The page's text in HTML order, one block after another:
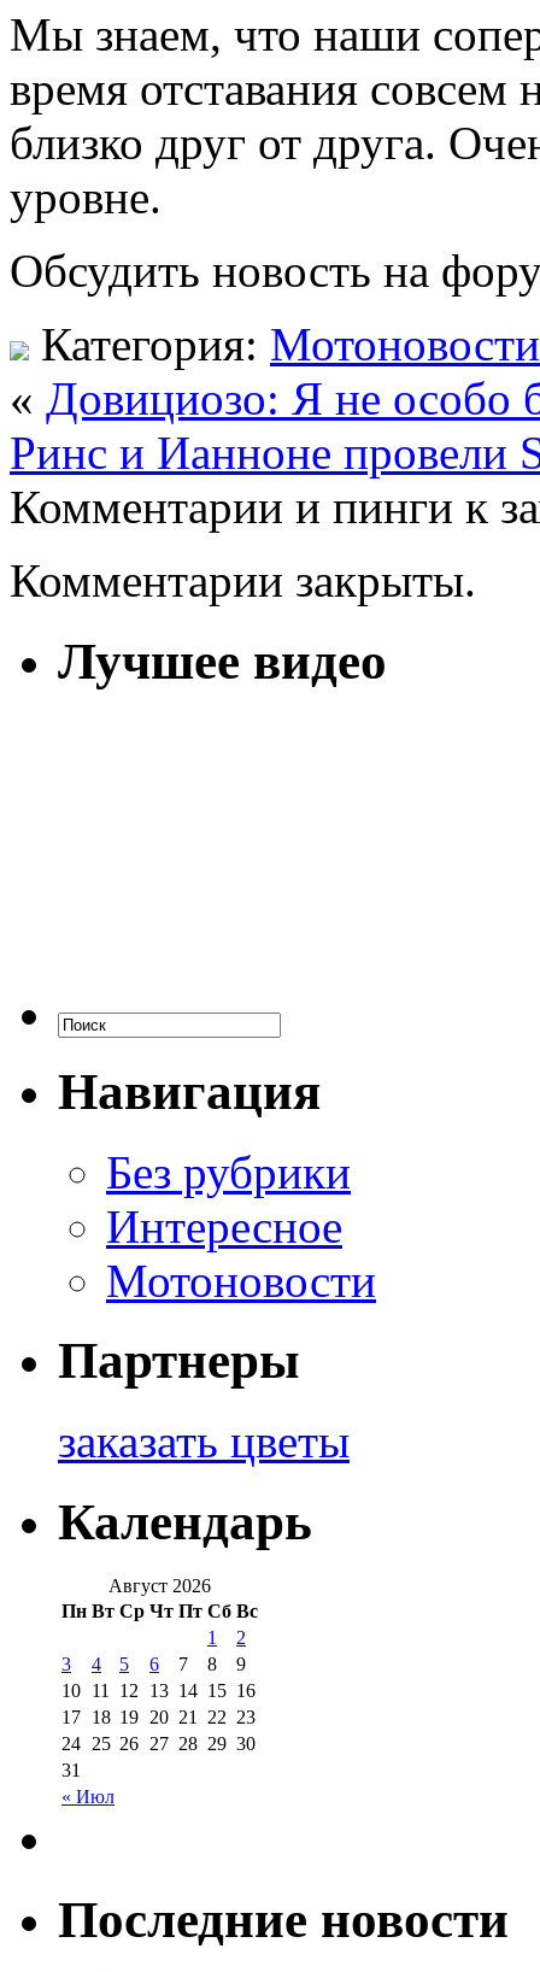
Мы знаем, что наши
время отставания совсем
близко друг от друга.
уровне.
Обсудить новость на
Категория: Мотоновости
« Довициозо: Я не особо
Ринс и Ианноне провели
Комментарии и пинги к
Комментарии закрыты.
Лучшее видео
Навигация
Без рубрики
Интересное
Мотоновости
Партнеры
заказать цветы
Календарь
Август 2026
Пн Вт Ср Чт Пт Сб Вс
« Июл
1
2
3
4 5 6 7 8
9
10 11 12 13 14 15 16
17 18 19 20 21 22 23
24 25 26 27 28 29 30
31
Последние новости